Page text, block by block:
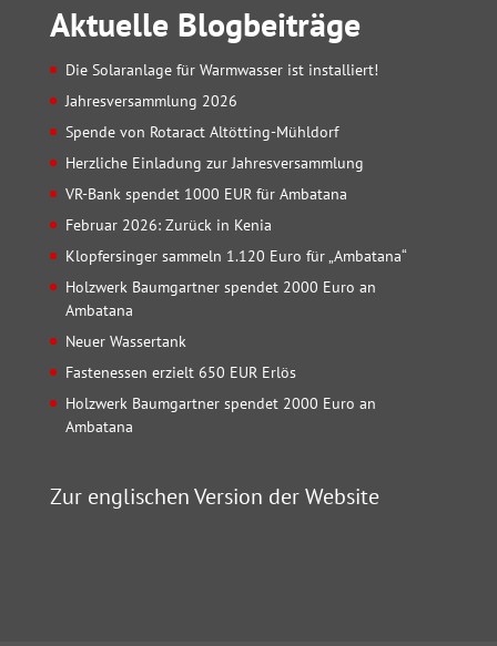
Aktuelle Blogbeiträge
Die Solaranlage für Warmwasser ist installiert!
Jahresversammlung 2026
Spende von Rotaract Altötting-Mühldorf
Herzliche Einladung zur Jahresversammlung
VR-Bank spendet 1000 EUR für Ambatana
Februar 2026: Zurück in Kenia
Klopfersinger sammeln 1.120 Euro für „Ambatana“
Holzwerk Baumgartner spendet 2000 Euro an
Ambatana
Neuer Wassertank
Fastenessen erzielt 650 EUR Erlös
Holzwerk Baumgartner spendet 2000 Euro an
Ambatana
Zur englischen Version der Website